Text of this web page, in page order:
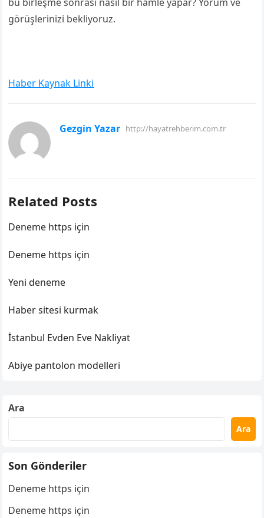
görüşlerinizi bekliyoruz.
Haber Kaynak Linki
Gezgin Yazar http://hayatrehberim.com.tr
Related Posts
Deneme https için
Deneme https için
Yeni deneme
Haber sitesi kurmak
İstanbul Evden Eve Nakliyat
Abiye pantolon modelleri
Ara
Ara
Son Gönderiler
Deneme https için
Deneme https için